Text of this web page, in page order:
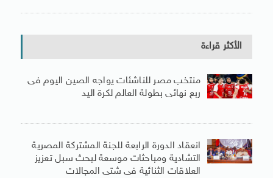
الأكثر قراءة
منتخب مصر للناشئات يواجه الصين اليوم فى
ربع نهائى بطولة العالم لكرة اليد
انعقاد الدورة الرابعة للجنة المشتركة المصرية
التشادية ومباحثات موسعة لبحث سبل تعزيز
العلاقات الثنائية فى شتى المجالات